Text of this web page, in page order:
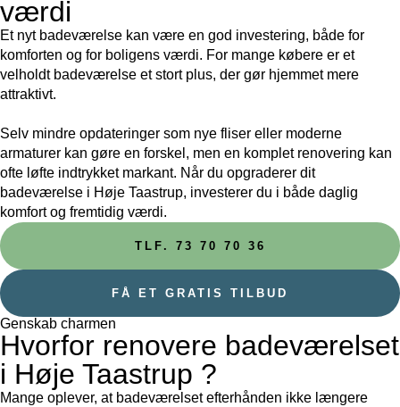
værdi
Et nyt badeværelse kan være en god investering, både for
komforten og for boligens værdi. For mange købere er et
velholdt badeværelse et stort plus, der gør hjemmet mere
attraktivt.
Selv mindre opdateringer som nye fliser eller moderne
armaturer kan gøre en forskel, men en komplet renovering kan
ofte løfte indtrykket markant. Når du opgraderer dit
badeværelse i Høje Taastrup, investerer du i både daglig
komfort og fremtidig værdi.
TLF. 73 70 70 36
FÅ ET GRATIS TILBUD
Genskab charmen
Hvorfor renovere badeværelset
i Høje Taastrup ?
Mange oplever, at badeværelset efterhånden ikke længere